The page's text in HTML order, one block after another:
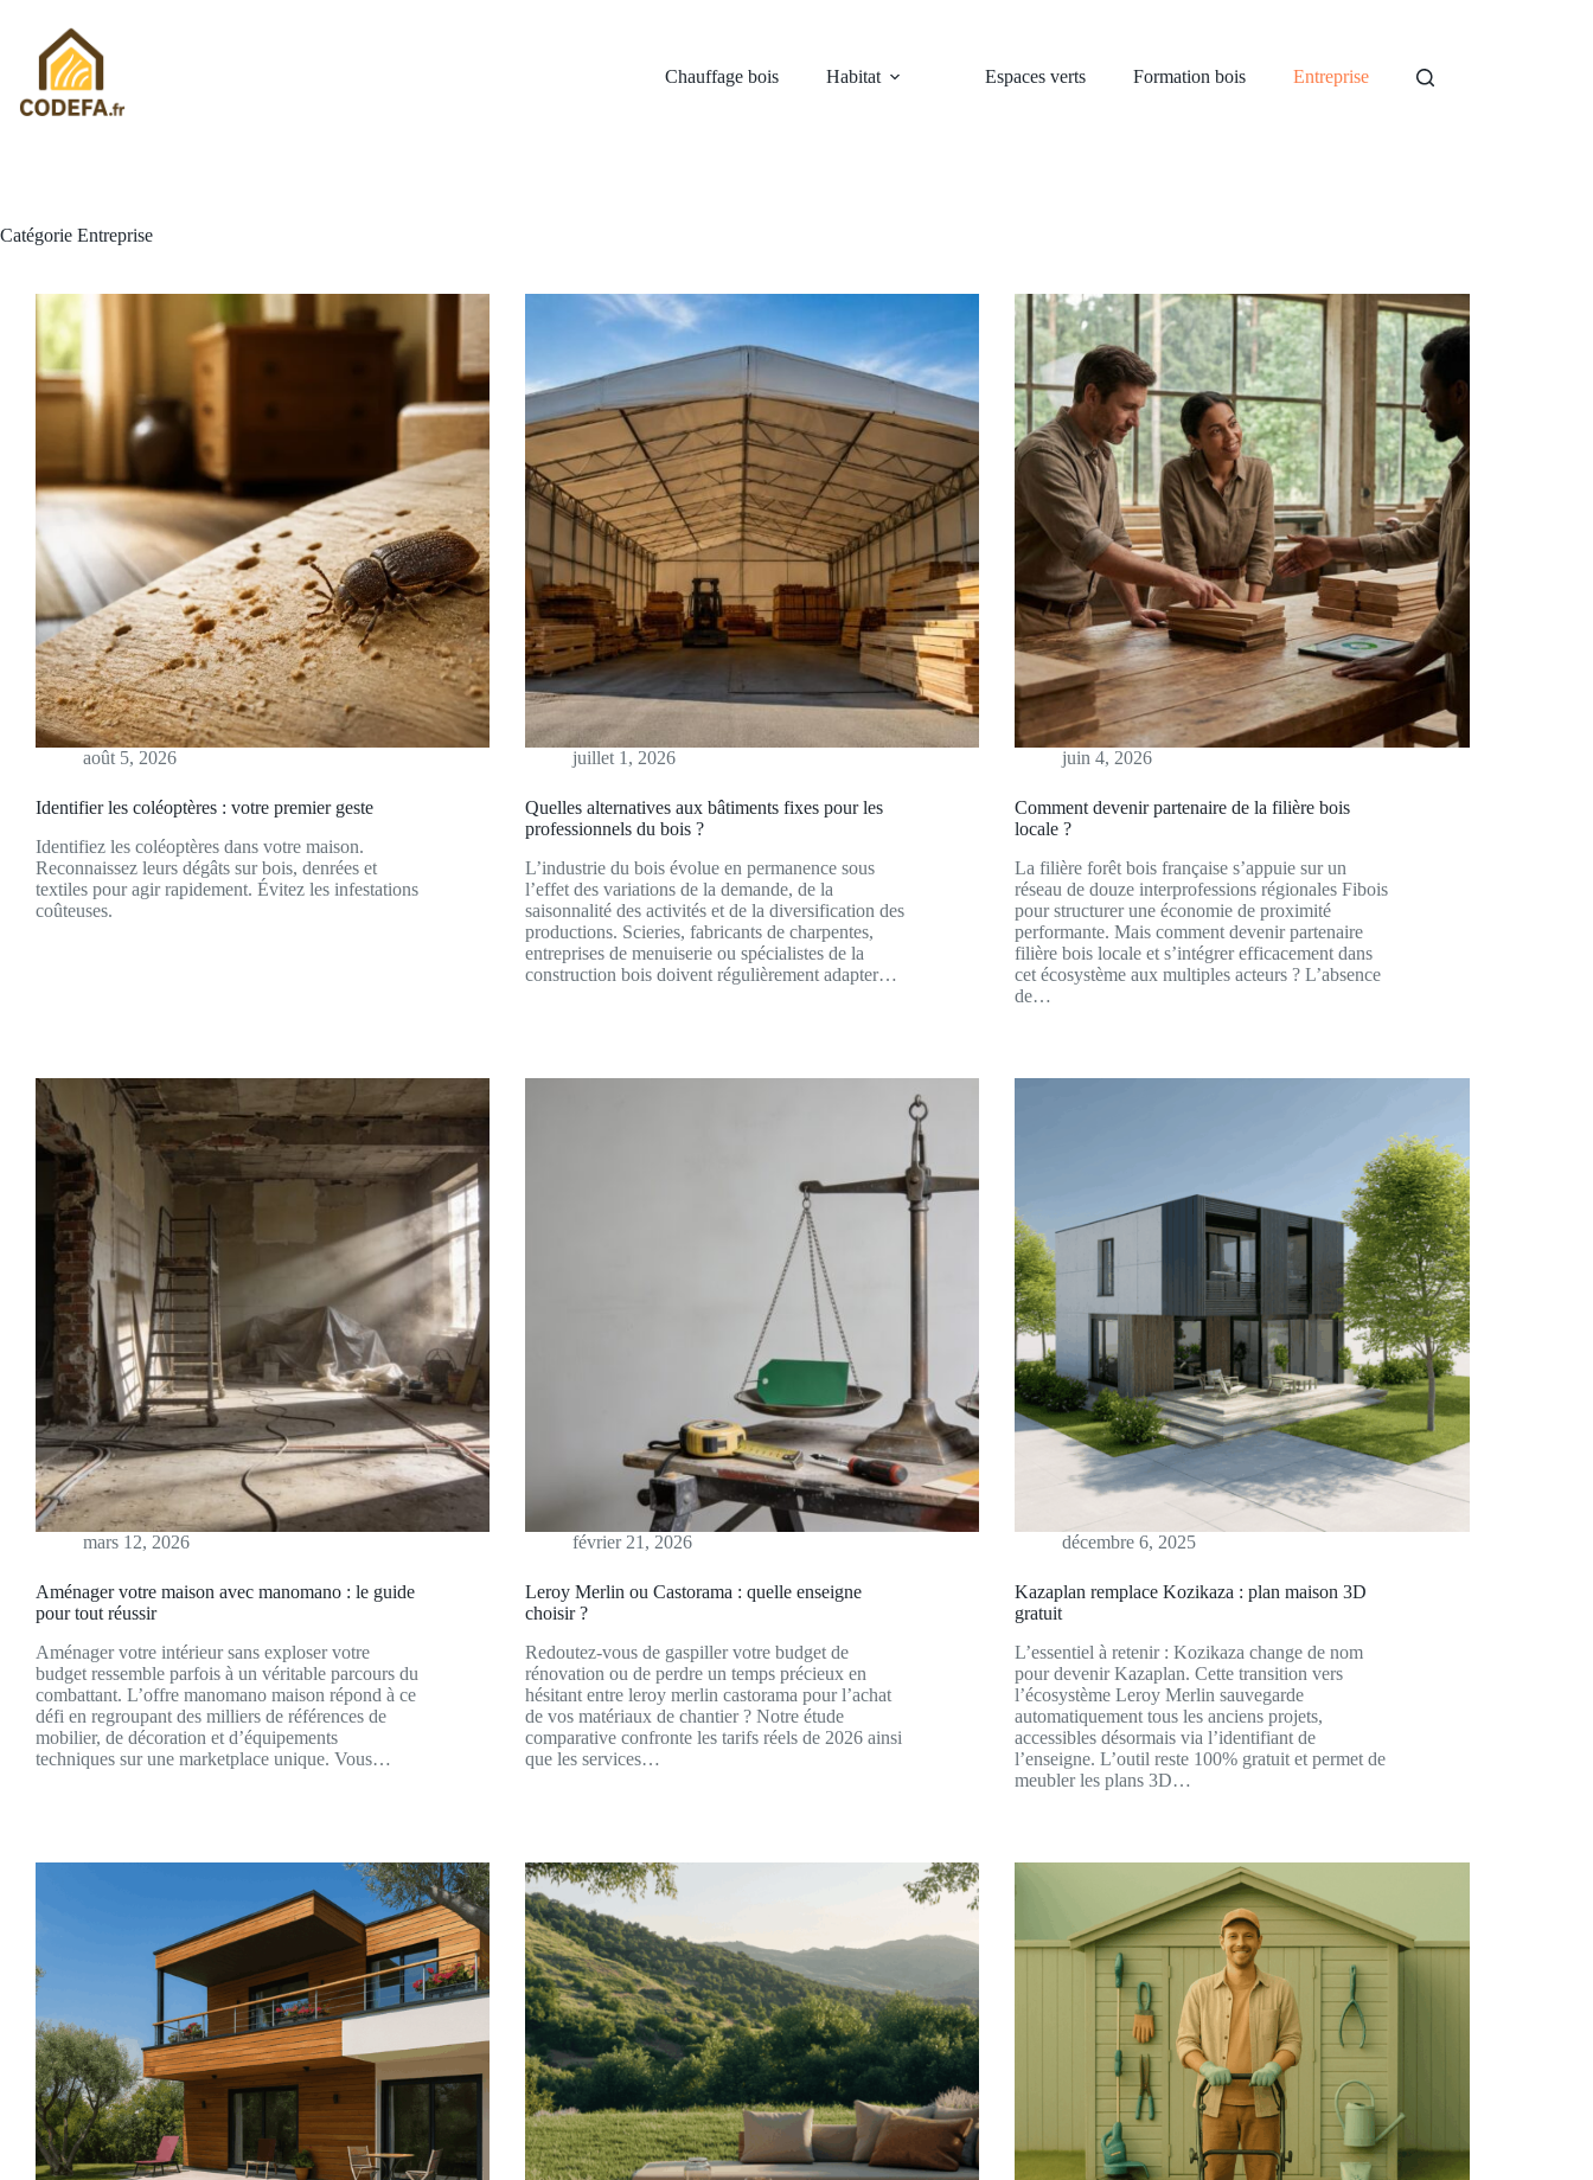
contenu
Chauffage bois
Habitat Espaces verts Formation bois Entreprise
Catégorie Entreprise
août 5, 2026
Identifier les coléoptères : votre premier geste
Identifiez les coléoptères dans votre maison.
Reconnaissez leurs dégâts sur bois, denrées et
textiles pour agir rapidement. Évitez les infestations
coûteuses.
juillet 1, 2026
Quelles alternatives aux bâtiments fixes pour les
professionnels du bois ?
L’industrie du bois évolue en permanence sous
l’effet des variations de la demande, de la
saisonnalité des activités et de la diversification des
productions. Scieries, fabricants de charpentes,
entreprises de menuiserie ou spécialistes de la
construction bois doivent régulièrement adapter…
juin 4, 2026
Comment devenir partenaire de la filière bois
locale ?
La filière forêt bois française s’appuie sur un
réseau de douze interprofessions régionales Fibois
pour structurer une économie de proximité
performante. Mais comment devenir partenaire
filière bois locale et s’intégrer efficacement dans
cet écosystème aux multiples acteurs ? L’absence
de…
mars 12, 2026
Aménager votre maison avec manomano : le guide
pour tout réussir
Aménager votre intérieur sans exploser votre
budget ressemble parfois à un véritable parcours du
combattant. L’offre manomano maison répond à ce
défi en regroupant des milliers de références de
mobilier, de décoration et d’équipements
techniques sur une marketplace unique. Vous…
février 21, 2026
Leroy Merlin ou Castorama : quelle enseigne
choisir ?
Redoutez-vous de gaspiller votre budget de
rénovation ou de perdre un temps précieux en
hésitant entre leroy merlin castorama pour l’achat
de vos matériaux de chantier ? Notre étude
comparative confronte les tarifs réels de 2026 ainsi
que les services…
décembre 6, 2025
Kazaplan remplace Kozikaza : plan maison 3D
gratuit
L’essentiel à retenir : Kozikaza change de nom
pour devenir Kazaplan. Cette transition vers
l’écosystème Leroy Merlin sauvegarde
automatiquement tous les anciens projets,
accessibles désormais via l’identifiant de
l’enseigne. L’outil reste 100% gratuit et permet de
meubler les plans 3D…